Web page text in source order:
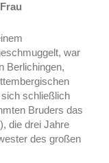
war
Berlichingen,
schließlich
Bruders das
die drei Jahre
des großen